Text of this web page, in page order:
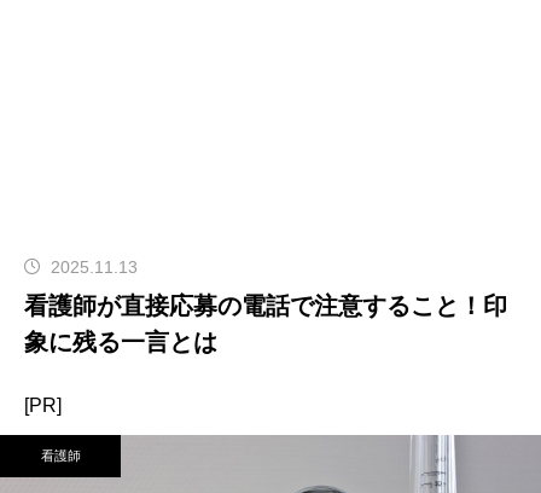
2025.11.13
看護師が直接応募の電話で注意すること！印
象に残る一言とは
[PR]
看護師